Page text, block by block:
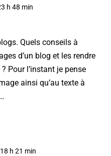
h 48 min
Quels conseils à
d’un blog et les rendre
Pour l’instant je pense
ainsi qu’au texte à
h 21 min